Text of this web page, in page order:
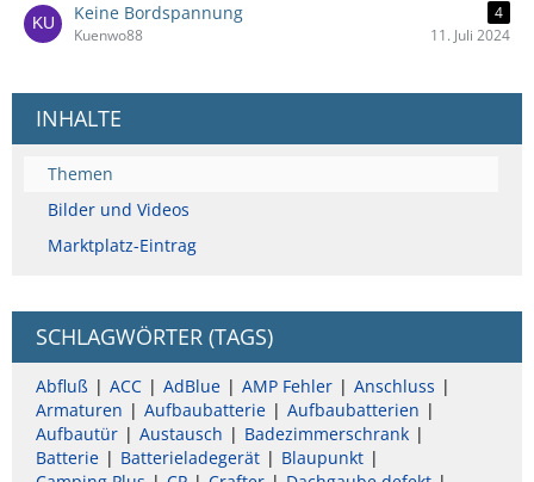
Keine Bordspannung
4
Kuenwo88
11. Juli 2024
INHALTE
Themen
Bilder und Videos
Marktplatz-Eintrag
SCHLAGWÖRTER (TAGS)
Abfluß ACC AdBlue AMP Fehler
Anschluss
Armaturen
Aufbaubatterie
Aufbaubatterien
Aufbautür
Austausch
Badezimmerschrank
Batterie
Batterieladegerät
Blaupunkt